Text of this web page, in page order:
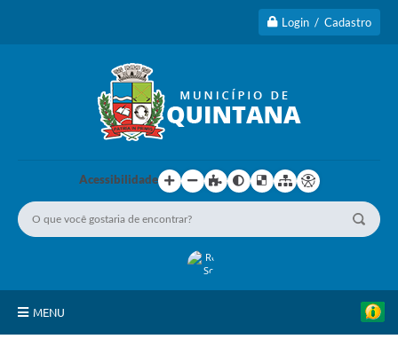
Login / Cadastro
Acessibilidade
MENU